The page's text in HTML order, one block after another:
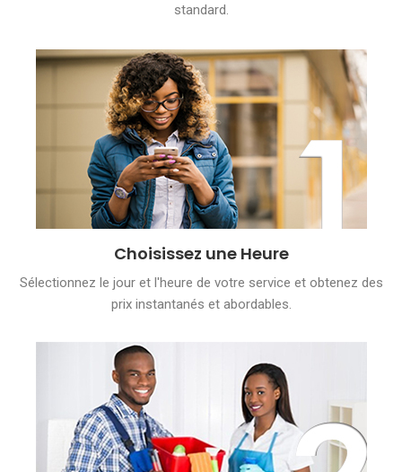
standard.
Choisissez une Heure
Sélectionnez le jour et l'heure de votre service et obtenez des
prix instantanés et abordables.